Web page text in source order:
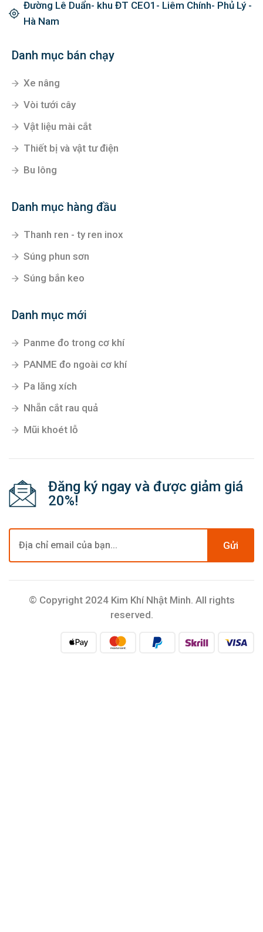
Đường Lê Duẩn- khu ĐT CEO1- Liêm Chính- Phủ Lý -
Hà Nam
Danh mục bán chạy
Xe nâng
Vòi tưới cây
Vật liệu mài cắt
Thiết bị và vật tư điện
Bu lông
Danh mục hàng đầu
Thanh ren - ty ren inox
Súng phun sơn
Súng bắn keo
Danh mục mới
Panme đo trong cơ khí
PANME đo ngoài cơ khí
Pa lăng xích
Nhẵn cắt rau quả
Mũi khoét lỗ
Đăng ký ngay và được giảm giá
20%!
Gửi
© Copyright 2024 Kim Khí Nhật Minh. All rights
reserved.